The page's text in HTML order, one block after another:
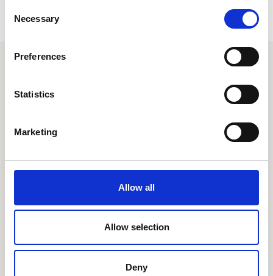
Selection
Necessary
Preferences
Statistics
Marketing
Allow all
Allow selection
Deny
Combinatie Jeugdzorg
Nuenenseweg 4
Combinatie Jeugdzorg is een